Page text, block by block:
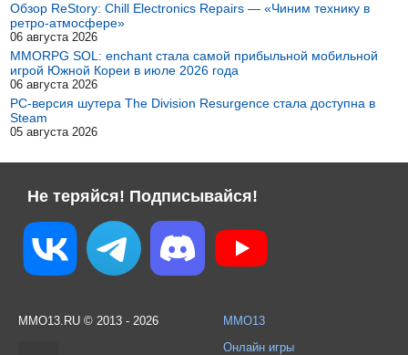
Обзор ReStory: Chill Electronics Repairs — «Чиним технику в
ретро-атмосфере»
06 августа 2026
MMORPG SOL: enchant стала самой прибыльной мобильной
игрой Южной Кореи в июле 2026 года
06 августа 2026
PC-версия шутера The Division Resurgence стала доступна в
Steam
05 августа 2026
Не теряйся! Подписывайся!
MMO13.RU © 2013 - 2026
MMO13
Онлайн игры